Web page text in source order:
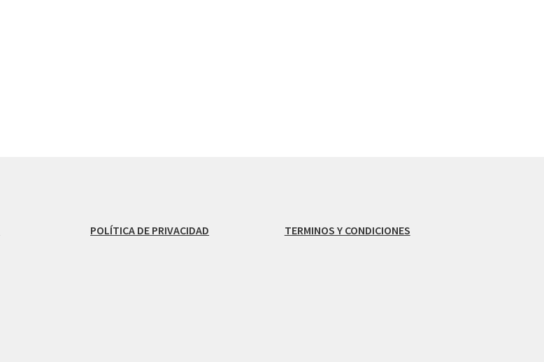
POLÍTICA DE PRIVACIDAD TERMINOS Y CONDICIONES